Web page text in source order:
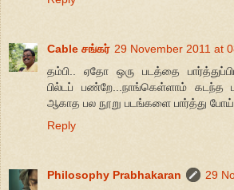
Cable சங்கர் 29 November 2011 at
தம்பி.. ஏதோ ஒரு படத்தை
பில்டப் பண்றே...நாங்கெள்ளாம் கடந்த
ஆகாத பல நூறு படங்களை பார்த்து
Reply
Philosophy Prabhakaran
29